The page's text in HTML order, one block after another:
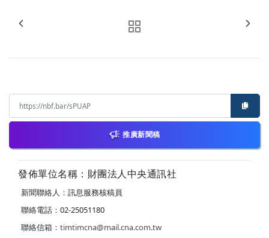
推廣新聞稿
發佈單位名稱：財團法人中央通訊社
新聞聯絡人：訊息服務核稿員
聯絡電話：02-25051180
聯絡信箱： timtimcna@mail.cna.com.tw